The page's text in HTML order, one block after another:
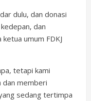
dulu, dan donasi
dan
umum FDKJ
tetapi kami
dan memberi
sedang tertimpa